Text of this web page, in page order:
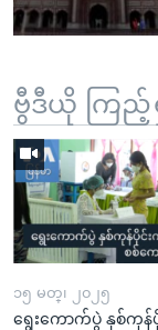
ဗွီဒီယို ကြည့်
၁၅ မတ္၊ ၂၀၂၅
ရွေးကောက်ပွဲ နှစ်ကုန်ပို